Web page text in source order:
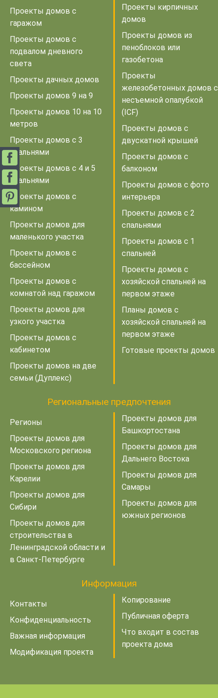
Проекты домов с
гаражом
Проекты домов с
подвалом дневного
света
Проекты дачных домов
Проекты домов 9 на 9
Проекты домов 10 на 10
метров
Проекты домов с 3
спальнями
Проекты домов с 4 и 5
спальнями
Проекты домов с
камином
Проекты домов для
маленького участка
Проекты домов с
бассейном
Проекты домов с
комнатой над гаражом
Проекты домов для
узкого участка
Проекты домов с
кабинетом
Проекты домов на две
семьи (Дуплекс)
Проекты кирпичных
домов
Проекты домов из
пеноблоков или
газобетона
Проекты
железобетонных домов с
несъемной опалубкой
(ICF)
Проекты домов с
двускатной крышей
Проекты домов с
балконом
Проекты домов с фото
интерьера
Проекты домов с 2
спальнями
Проекты домов с 1
спальней
Проекты домов с
хозяйской спальней на
первом этаже
Планы домов с
хозяйской спальней на
первом этаже
Готовые проекты домов
Региональные предпочтения
Регионы
Проекты домов для
Московского региона
Проекты домов для
Карелии
Проекты домов для
Сибири
Проекты домов для
строительства в
Ленинградской области и
в Санкт-Петербурге
Проекты домов для
Башкортостана
Проекты домов для
Дальнего Востока
Проекты домов для
Самары
Проекты домов для
южных регионов
Информация
Контакты
Конфиденциальность
Важная информация
Модификация проекта
Копирование
Публичная оферта
Что входит в состав
проекта дома